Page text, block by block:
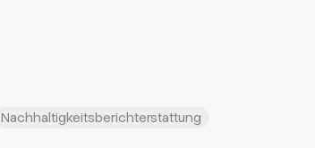
Nachhaltigkeitsberichterstattung